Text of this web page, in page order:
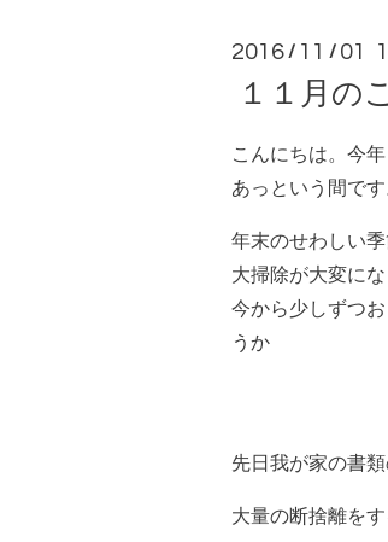
2016 / 11 / 01
１１月の
こんにちは。今
あっという間で
年末のせわしい
大掃除が大変に
今から少しずつ
うか
先日我が家の書
大量の断捨離をす